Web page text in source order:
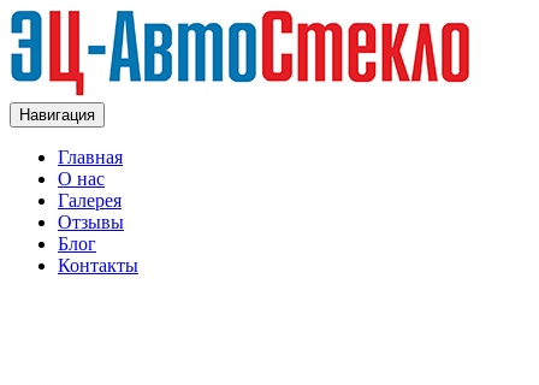
Навигация
Главная
О нас
Галерея
Отзывы
Блог
Контакты